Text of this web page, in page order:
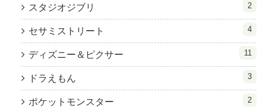
スタジオジブリ 2
セサミストリート 4
ディズニー＆ピクサー 11
ドラえもん 3
ポケットモンスター 2